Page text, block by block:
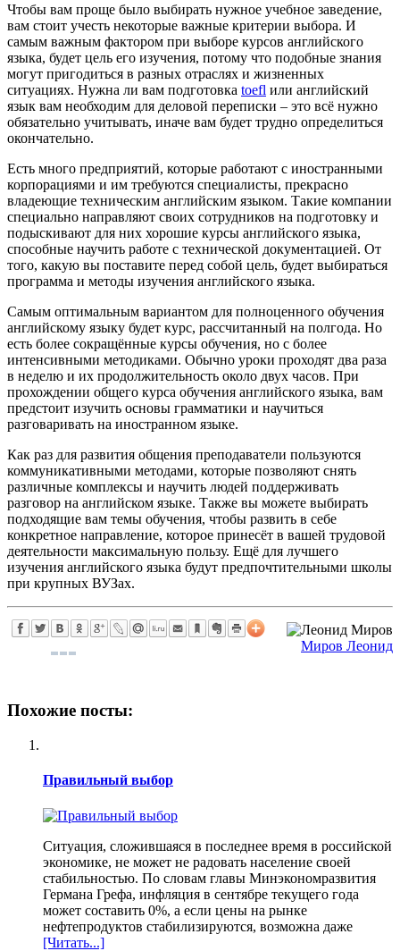
Чтобы вам проще было выбирать нужное учебное заведение,
вам стоит учесть некоторые важные критерии выбора. И
самым важным фактором при выборе курсов английского
языка, будет цель его изучения, потому что подобные знания
могут пригодиться в разных отраслях и жизненных
ситуациях. Нужна ли вам подготовка toefl или английский
язык вам необходим для деловой переписки – это всё нужно
обязательно учитывать, иначе вам будет трудно определиться
окончательно.
Есть много предприятий, которые работают с иностранными
корпорациями и им требуются специалисты, прекрасно
владеющие техническим английским языком. Такие компании
специально направляют своих сотрудников на подготовку и
подыскивают для них хорошие курсы английского языка,
способные научить работе с технической документацией. От
того, какую вы поставите перед собой цель, будет выбираться
программа и методы изучения английского языка.
Самым оптимальным вариантом для полноценного обучения
английскому языку будет курс, рассчитанный на полгода. Но
есть более сокращённые курсы обучения, но с более
интенсивными методиками. Обычно уроки проходят два раза
в неделю и их продолжительность около двух часов. При
прохождении общего курса обучения английского языка, вам
предстоит изучить основы грамматики и научиться
разговаривать на иностранном языке.
Как раз для развития общения преподаватели пользуются
коммуникативными методами, которые позволяют снять
различные комплексы и научить людей поддерживать
разговор на английском языке. Также вы можете выбирать
подходящие вам темы обучения, чтобы развить в себе
конкретное направление, которое принесёт в вашей трудовой
деятельности максимальную пользу. Ещё для лучшего
изучения английского языка будут предпочтительными школы
при крупных ВУЗах.
Миров Леонид
Похожие посты:
Правильный выбор
Ситуация, сложившаяся в последнее время в российской
экономике, не может не радовать население своей
стабильностью. По словам главы Минэкономразвития
Германа Грефа, инфляция в сентябре текущего года
может составить 0%, а если цены на рынке
нефтепродуктов стабилизируются, возможна даже
[Читать...]